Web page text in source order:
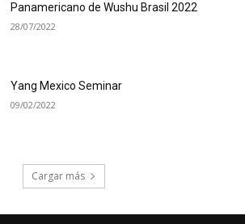
Panamericano de Wushu Brasil 2022
28/07/2022
Yang Mexico Seminar
09/02/2022
Cargar más